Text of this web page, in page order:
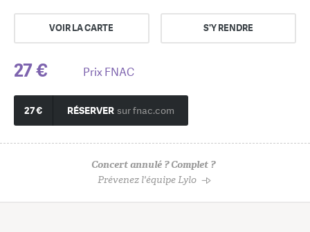
VOIR LA CARTE S'Y RENDRE
27 € Prix FNAC
27 € RÉSERVER sur fnac.com
Concert annulé ? Complet ?
Prévenez l'équipe Lylo